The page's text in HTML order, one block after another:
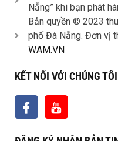
Nẵng” khi bạn phát
Bản quyền © 2023
phố Đà Nẵng. Đơn vị
WAM.VN
KẾT NỐI VỚI CHÚNG TÔI